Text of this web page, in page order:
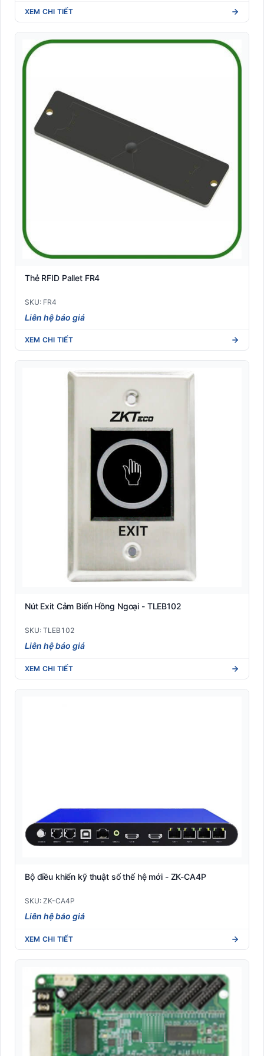
Nhãn Shipping vận chuyển quốc tế (DHL/UPS/FedEx)
Nhãn y tế dược phẩm (Blood tube, Medicine label)
Nhận dạng sinh trắc học
Phần mềm quản lý
Robot Phục Vụ Nhà Hàng
Tem phụ hàng nhập khẩu (Tuân thủ NĐ 43/2017)
Tem vải nhãn mác may mặc (Woven/Satin xuất khẩu)
Thiết bị phòng chống Covid-19
Thiết bị văn phòng
XEM CHI TIẾT
Thẻ RFID Pallet FR4
SKU: FR4
Liên hệ báo giá
XEM CHI TIẾT
Nút Exit Cảm Biến Hồng Ngoại - TLEB102
SKU: TLEB102
Liên hệ báo giá
XEM CHI TIẾT
Bộ điều khiển kỹ thuật số thế hệ mới - ZK-CA4P
SKU: ZK-CA4P
Liên hệ báo giá
XEM CHI TIẾT